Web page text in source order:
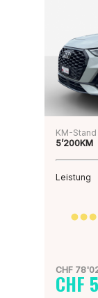
KM-Stand
5’200KM
Leistung
CHF
CHF